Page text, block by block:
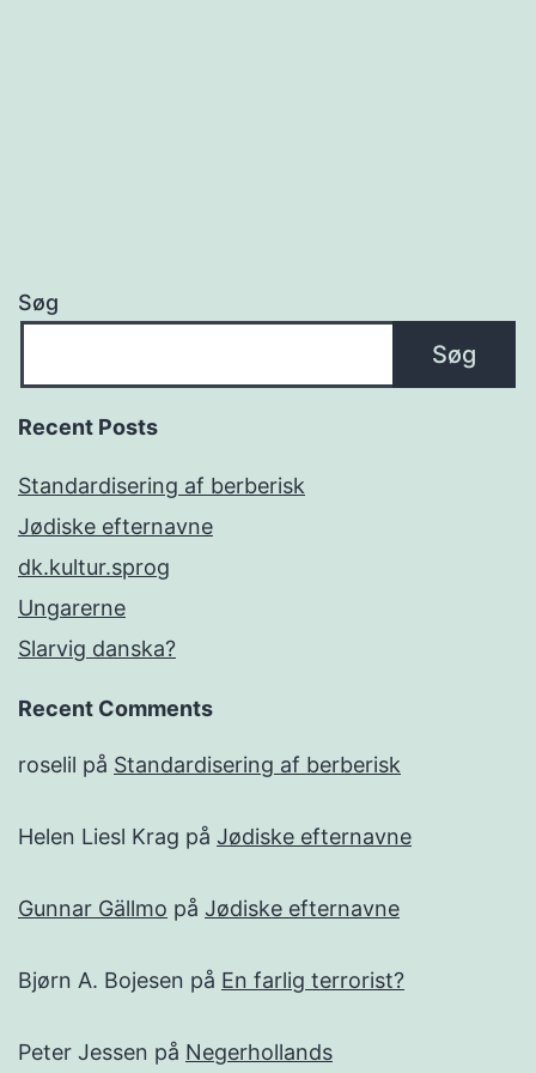
Søg
Søg
Recent Posts
Standardisering af berberisk
Jødiske efternavne
dk.kultur.sprog
Ungarerne
Slarvig danska?
Recent Comments
roselil på Standardisering af berberisk
Helen Liesl Krag på Jødiske efternavne
Gunnar Gällmo på Jødiske efternavne
Bjørn A. Bojesen på En farlig terrorist?
Peter Jessen på Negerhollands